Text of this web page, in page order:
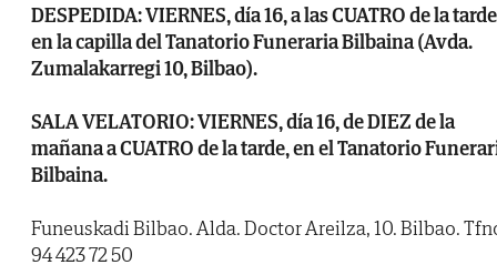
DESPEDIDA: VIERNES, día 16, a las CUATRO de la
en la capilla del Tanatorio Funeraria Bilbaina (Avda.
Zumalakarregi 10, Bilbao).
SALA VELATORIO: VIERNES, día 16, de DIEZ de la
mañana a CUATRO de la tarde, en el Tanatorio
Bilbaina.
Funeuskadi Bilbao. Alda. Doctor Areilza, 10. Bilbao.
94 423 72 50